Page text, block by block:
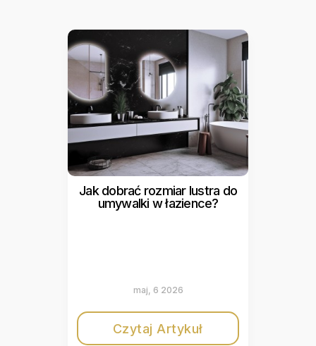
Jak dobrać rozmiar lustra do
umywalki w łazience?
maj, 6 2026
Czytaj Artykuł